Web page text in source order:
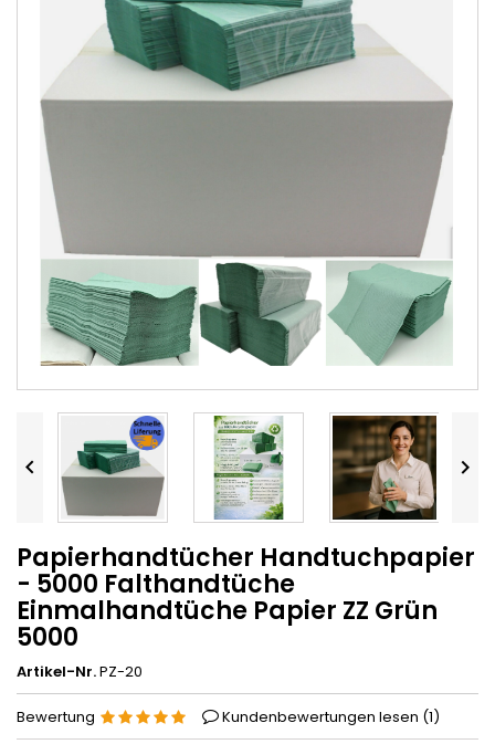
 
Papierhandtücher Handtuchpapier
- 5000 Falthandtüche
Einmalhandtüche Papier ZZ Grün
5000
Artikel-Nr.PZ-20
Bewertung Kundenbewertungen lesen (1)